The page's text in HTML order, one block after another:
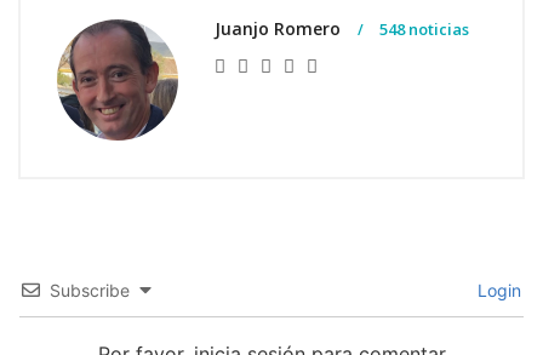
Juanjo Romero 548 noticias
Subscribe Login